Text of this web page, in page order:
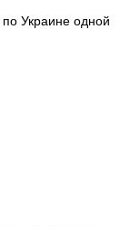
Украине одной